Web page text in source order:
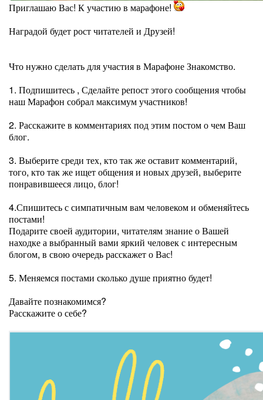
Приглашаю Вас! К участию в марафоне!
Наградой будет рост читателей и Друзей!
Что нужно сделать для участия в Марафоне Знакомство.
1. Подпишитесь , Сделайте репост этого сообщения чтобы
наш Марафон собрал максимум участников!
2. Расскажите в комментариях под этим постом о чем Ваш
блог.
3. Выберите среди тех, кто так же оставит комментарий,
того, кто так же ищет общения и новых друзей, выберите
понравившееся лицо, блог!
4.Спишитесь с симпатичным вам человеком и обменяйтесь
постами!
Подарите своей аудитории, читателям знание о Вашей
находке а выбранный вами яркий человек с интересным
блогом, в свою очередь расскажет о Вас!
5. Меняемся постами сколько душе приятно будет!
Давайте познакомимся?
Расскажите о себе?